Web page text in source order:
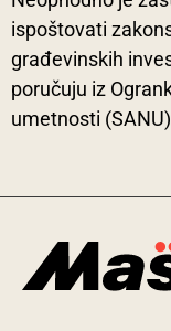
ispoštovati
građevinskih
poručuju iz
umetnosti